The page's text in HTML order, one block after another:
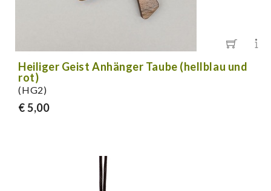
Heiliger Geist Anhänger Taube (hellblau und
rot)
(HG2)
€ 5,00